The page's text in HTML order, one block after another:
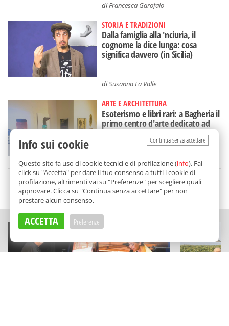
diFrancesca Garofalo
STORIA E TRADIZIONI
Dalla famiglia alla 'nciuria, il
cognome la dice lunga: cosa
significa davvero (in Sicilia)
diSusanna La Valle
ARTE E ARCHITETTURA
Esoterismo e libri rari: a Bagheria il
primo centro d'arte dedicato ad
Aleister Crowley
diRedazione
SCELTO DA BALARM
Continua senza accettare
Info sui cookie
Questo sito fa uso di cookie tecnici e di profilazione (info). Fai
click su "Accetta" per dare il tuo consenso a tutti i cookie di
profilazione, altrimenti vai su "Preferenze" per scegliere quali
approvare. Clicca su "Continua senza accettare" per non
prestare alcun consenso.
ACCETTA Preferenze